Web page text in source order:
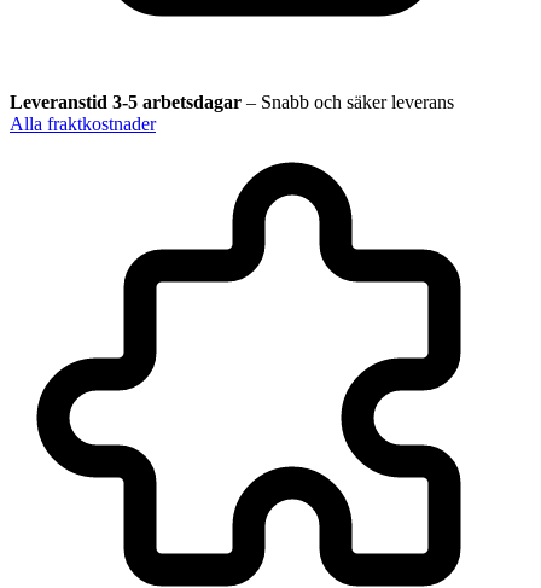
Leveranstid 3-5 arbetsdagar – Snabb och säker leverans
Alla fraktkostnader